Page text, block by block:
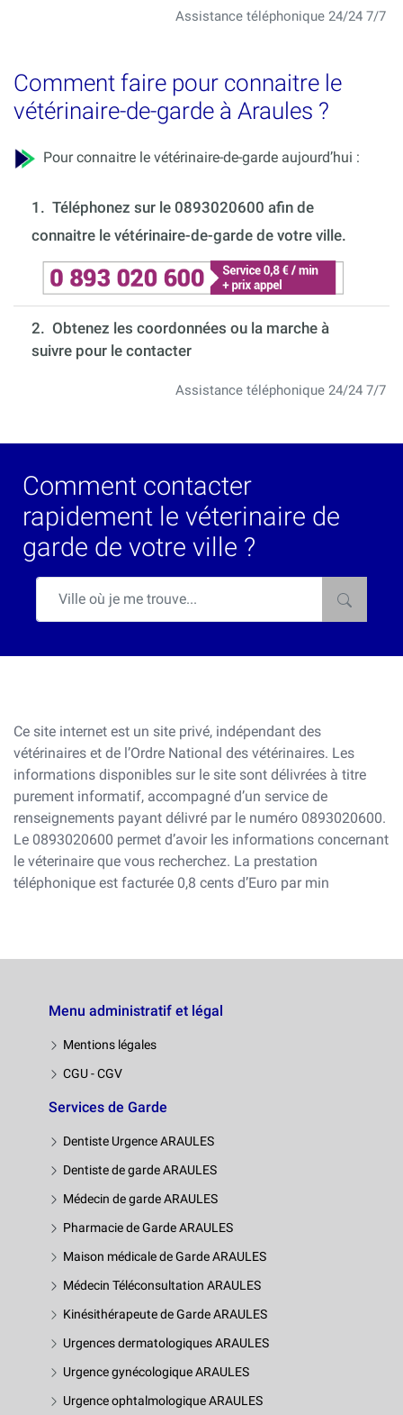
Assistance téléphonique 24/24 7/7
Comment faire pour connaitre le
vétérinaire-de-garde à Araules ?
Pour connaitre le vétérinaire-de-garde aujourd’hui :
1. Téléphonez sur le 0893020600 afin de
connaitre le vétérinaire-de-garde de votre ville.
2. Obtenez les coordonnées ou la marche à
suivre pour le contacter
Assistance téléphonique 24/24 7/7
Comment contacter
rapidement le véterinaire de
garde de votre ville ?
Ce site internet est un site privé, indépendant des
vétérinaires et de l’Ordre National des vétérinaires. Les
informations disponibles sur le site sont délivrées à titre
purement informatif, accompagné d’un service de
renseignements payant délivré par le numéro 0893020600.
Le 0893020600 permet d’avoir les informations concernant
le véterinaire que vous recherchez. La prestation
téléphonique est facturée 0,8 cents d’Euro par min
Menu administratif et légal
Mentions légales
CGU - CGV
Services de Garde
Dentiste Urgence ARAULES
Dentiste de garde ARAULES
Médecin de garde ARAULES
Pharmacie de Garde ARAULES
Maison médicale de Garde ARAULES
Médecin Téléconsultation ARAULES
Kinésithérapeute de Garde ARAULES
Urgences dermatologiques ARAULES
Urgence gynécologique ARAULES
Urgence ophtalmologique ARAULES